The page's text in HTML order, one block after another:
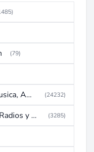
(79)
AUDIO (Equipos de Musica, Amplificadores, Reproductores, Etc) (24232)
Autoradio (Potencias, Radios y DVD) (3285)